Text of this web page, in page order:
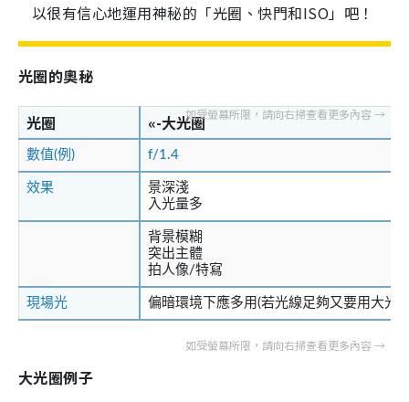
以很有信心地運用神秘的「光圈、快門和ISO」吧！
光圈的奧秘
光圈 «-大光圈
數值(例) f/1.4
效果
景深淺
入光量多
背景模糊
突出主體
拍人像/特寫
現場光 偏暗環境下應多用(若光線足夠又要用大光
大光圈例子